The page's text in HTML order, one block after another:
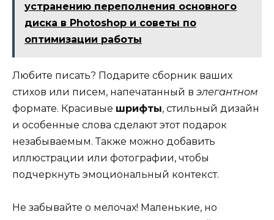
устранению переполнения основного
диска в Photoshop и советы по
оптимизации работы
Любите писать? Подарите сборник ваших
стихов или писем, напечатанный в элегантном
формате. Красивые шрифты, стильный дизайн
и особенные слова сделают этот подарок
незабываемым. Также можно добавить
иллюстрации или фотографии, чтобы
подчеркнуть эмоциональный контекст.
Не забывайте о мелочах! Маленькие, но